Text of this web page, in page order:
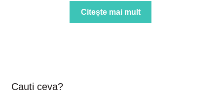
Citește mai mult
Cauti ceva?